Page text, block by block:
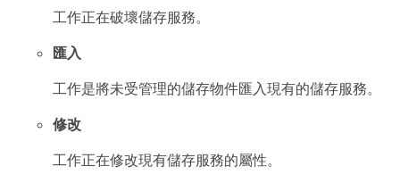
工作正在破壞儲存服務。
匯入
工作是將未受管理的儲存物件匯入現有的儲存服務。
修改
工作正在修改現有儲存服務的屬性。